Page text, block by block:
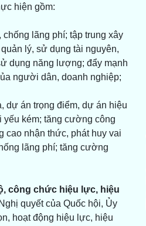
hiện gồm:
lãng phí; tập trung xây
lý, sử dụng tài nguyên,
dụng năng lượng; đẩy mạnh
người dân, doanh nghiệp;
dự án trọng điểm, dự án hiệu
yếu kém; tăng cường công
cao nhận thức, phát huy vai
lãng phí; tăng cường
công chức hiệu lực, hiệu
quyết của Quốc hội, Ủy
hoạt động hiệu lực, hiệu